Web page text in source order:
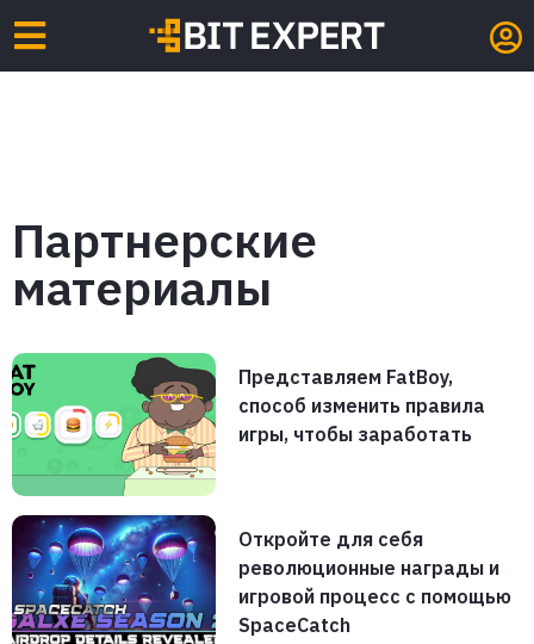
Партнерские
материалы
Представляем FatBoy,
способ изменить правила
игры, чтобы заработать
Откройте для себя
революционные награды и
игровой процесс с помощью
SpaceCatch